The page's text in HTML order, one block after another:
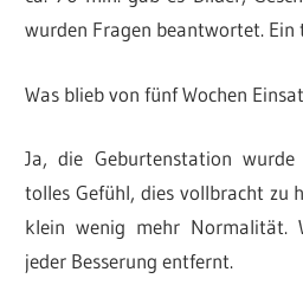
wurden Fragen beantwortet. Ein
Was blieb von fünf Wochen
Ja, die Geburtenstation
tolles Gefühl, dies vollbracht zu
klein wenig mehr Normalität.
jeder Besserung entfernt.